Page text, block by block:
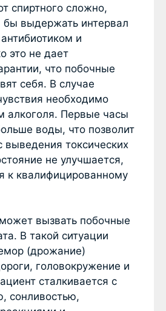
спиртного сложно,
бы выдержать интервал
и
это не дает
что побочные
себя. В случае
необходимо
алкоголя. Первые часы
воды, что позволит
выведения токсических
не улучшается,
к квалифицированному
вызвать побочные
В такой ситуации
(дрожание)
головокружение и
сталкивается с
сонливостью,